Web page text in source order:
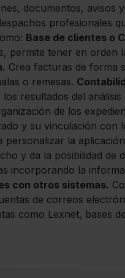
documentos, avisos
profesionales
Base de clientes o
permite tener en orden
Crea facturas de forma
o remesas.
resultados del
de los
y su vinculación con
personalizar la
y da la posibilidad
incorporando la
con otros sistemas.
de correos
como Lexnet, bases